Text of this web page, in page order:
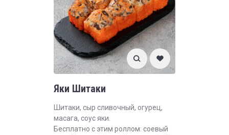
Яки Шитаки
Шитаки, сыр сливочный, огурец,
масага, соус яки.
Бесплатно с этим роллом: соевый